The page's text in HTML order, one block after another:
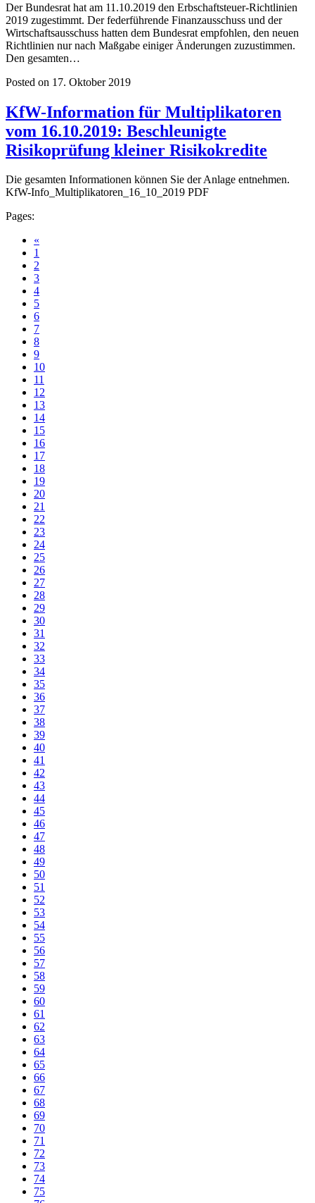
Der Bundesrat hat am 11.10.2019 den Erbschaftsteuer-Richtlinien
2019 zugestimmt. Der federführende Finanzausschuss und der
Wirtschaftsausschuss hatten dem Bundesrat empfohlen, den neuen
Richtlinien nur nach Maßgabe einiger Änderungen zuzustimmen.
Den gesamten…
Posted on 17. Oktober 2019
KfW-Information für Multiplikatoren
vom 16.10.2019: Beschleunigte
Risikoprüfung kleiner Risikokredite
Die gesamten Informationen können Sie der Anlage entnehmen.
KfW-Info_Multiplikatoren_16_10_2019 PDF
Pages:
«
1
2
3
4
5
6
7
8
9
10
11
12
13
14
15
16
17
18
19
20
21
22
23
24
25
26
27
28
29
30
31
32
33
34
35
36
37
38
39
40
41
42
43
44
45
46
47
48
49
50
51
52
53
54
55
56
57
58
59
60
61
62
63
64
65
66
67
68
69
70
71
72
73
74
75